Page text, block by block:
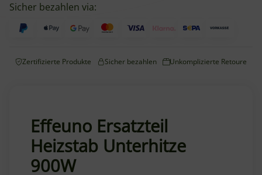
Sicher bezahlen via:
Zertifizierte Produkte Sicher bezahlen Unkomplizierte Retoure
Effeuno Ersatzteil
Heizstab Unterhitze
900W